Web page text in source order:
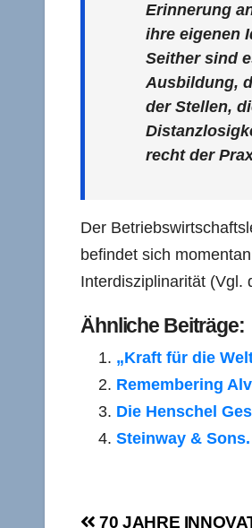
Erinnerung
ihre eigenen
Seither sind
Ausbildung,
der Stellen,
recht der
Der
befindet sich
Interdisziplinarität (Vgl.
Ähnliche Beiträge:
„Kraft für die
Remembering
Die Henschel
Steinway &
70 JAHRE